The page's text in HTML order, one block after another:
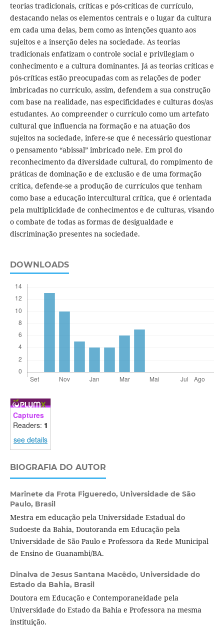
teorias tradicionais, críticas e pós-críticas de currículo,
destacando nelas os elementos centrais e o lugar da cultura
em cada uma delas, bem como as intenções quanto aos
sujeitos e a inserção deles na sociedade. As teorias
tradicionais enfatizam o controle social e privilegiam o
conhecimento e a cultura dominantes. Já as teorias críticas e
pós-críticas estão preocupadas com as relações de poder
imbricadas no currículo, assim, defendem a sua construção
com base na realidade, nas especificidades e culturas dos/as
estudantes. Ao compreender o currículo como um artefato
cultural que influencia na formação e na atuação dos
sujeitos na sociedade, infere-se que é necessário questionar
o pensamento “abissal” imbricado nele. Em prol do
reconhecimento da diversidade cultural, do rompimento de
práticas de dominação e de exclusão e de uma formação
crítica, defende-se a produção de currículos que tenham
como base a educação intercultural crítica, que é orientada
pela multiplicidade de conhecimentos e de culturas, visando
o combate de todas as formas de desigualdade e
discriminação presentes na sociedade.
DOWNLOADS
Captures
Readers: 1
see details
BIOGRAFIA DO AUTOR
Marinete da Frota Figueredo, Universidade de São
Paulo, Brasil
Mestra em educação pela Universidade Estadual do
Sudoeste da Bahia, Doutoranda em Educação pela
Universidade de São Paulo e Professora da Rede Municipal
de Ensino de Guanambi/BA.
Dinalva de Jesus Santana Macêdo, Universidade do
Estado da Bahia, Brasil
Doutora em Educação e Contemporaneidade pela
Universidade do Estado da Bahia e Professora na mesma
instituição.